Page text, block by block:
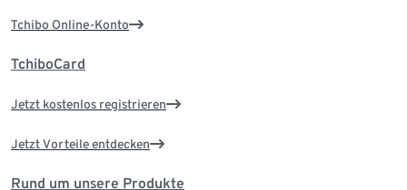
Tchibo Online-Konto
TchiboCard
Jetzt kostenlos registrieren
Jetzt Vorteile entdecken
Rund um unsere Produkte